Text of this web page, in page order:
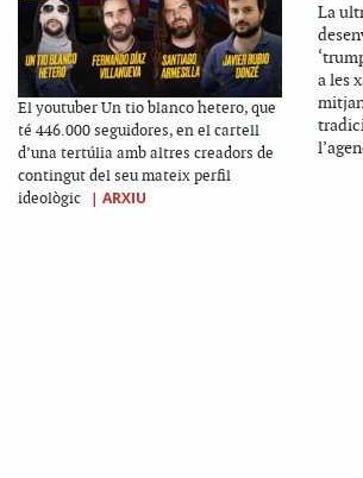
El youtuber Un tio blanco hetero, que
té 446.000 seguidores, en el cartell
d’una tertúlia amb altres creadors de
contingut del seu mateix perfil
ideològic
| ARXIU
La
a les